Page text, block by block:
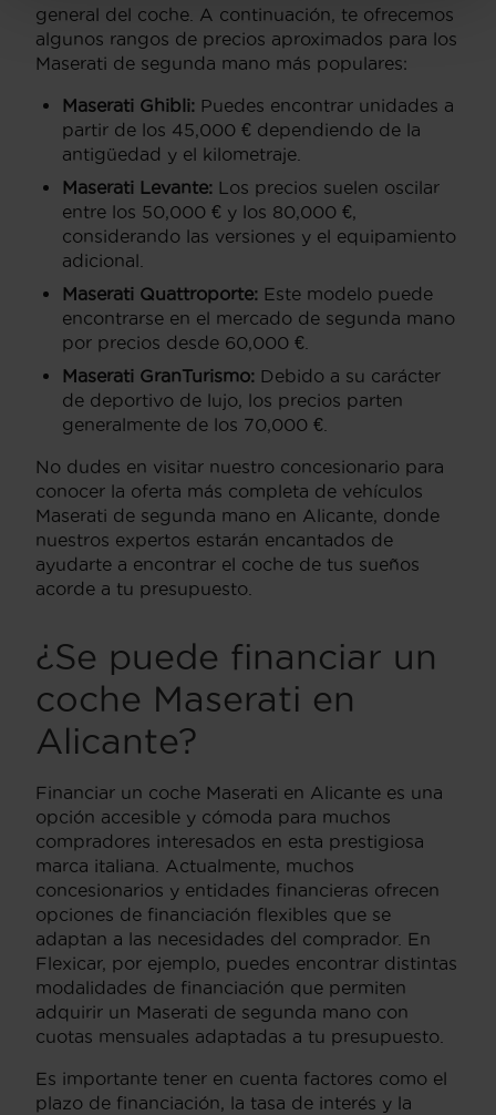
general del coche. A continuación, te ofrecemos
algunos rangos de precios aproximados para los
Maserati de segunda mano más populares:
Maserati Ghibli: Puedes encontrar unidades a
partir de los 45,000 € dependiendo de la
antigüedad y el kilometraje.
Maserati Levante: Los precios suelen oscilar
entre los 50,000 € y los 80,000 €,
considerando las versiones y el equipamiento
adicional.
Maserati Quattroporte: Este modelo puede
encontrarse en el mercado de segunda mano
por precios desde 60,000 €.
Maserati GranTurismo: Debido a su carácter
de deportivo de lujo, los precios parten
generalmente de los 70,000 €.
No dudes en visitar nuestro concesionario para
conocer la oferta más completa de vehículos
Maserati de segunda mano en Alicante, donde
nuestros expertos estarán encantados de
ayudarte a encontrar el coche de tus sueños
acorde a tu presupuesto.
¿Se puede financiar un
coche Maserati en
Alicante?
Financiar un coche Maserati en Alicante es una
opción accesible y cómoda para muchos
compradores interesados en esta prestigiosa
marca italiana. Actualmente, muchos
concesionarios y entidades financieras ofrecen
opciones de financiación flexibles que se
adaptan a las necesidades del comprador. En
Flexicar, por ejemplo, puedes encontrar distintas
modalidades de financiación que permiten
adquirir un Maserati de segunda mano con
cuotas mensuales adaptadas a tu presupuesto.
Es importante tener en cuenta factores como el
plazo de financiación, la tasa de interés y la